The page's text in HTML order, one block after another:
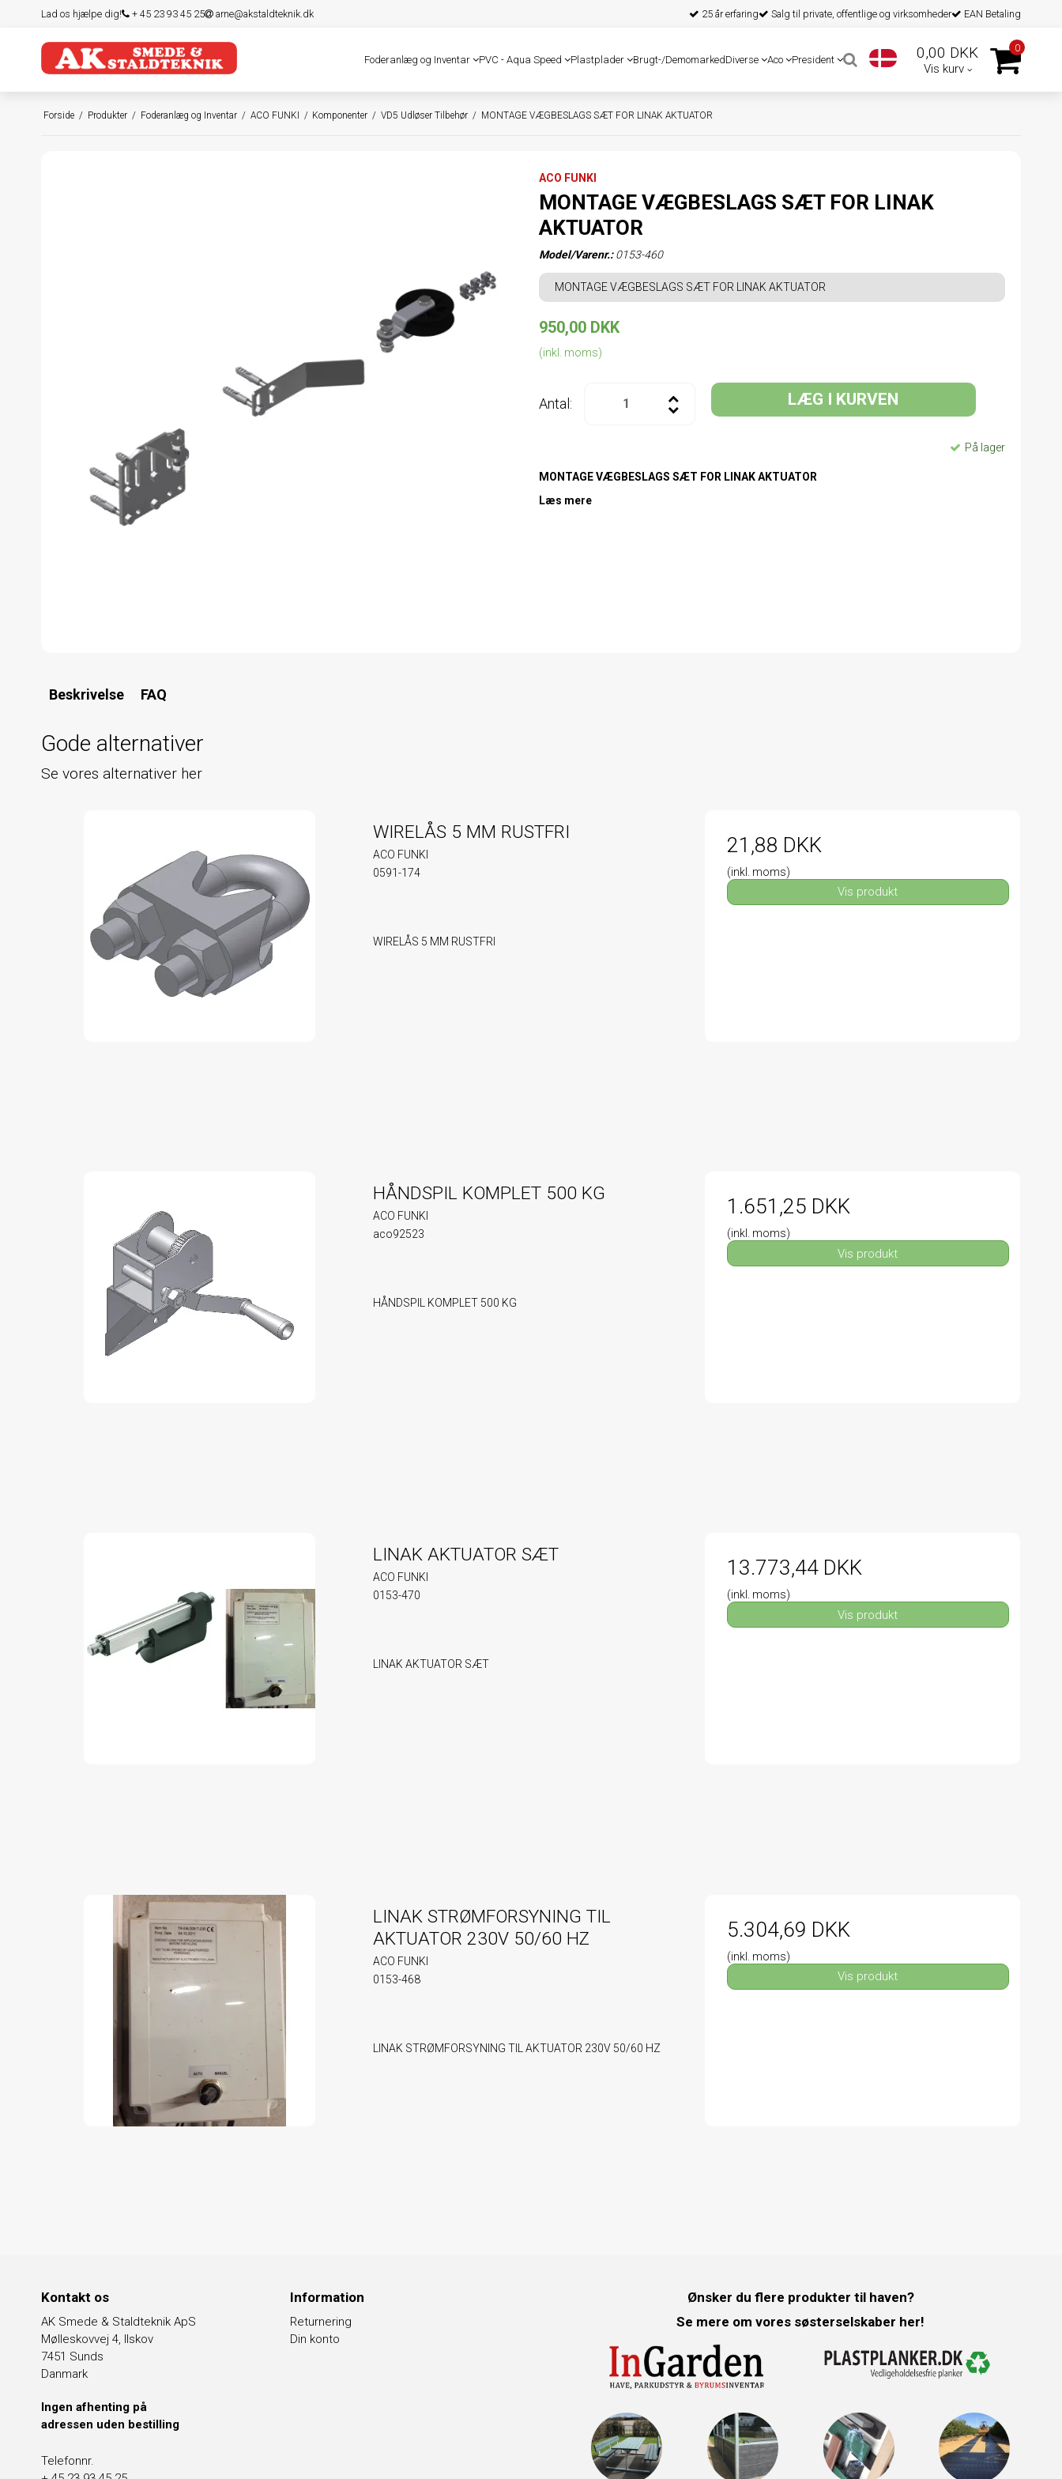
Lad os hjælpe dig! + 45 23 93 45 25 arne@akstaldteknik.dk 25 år erfaring Salg til private, offentlige og virksomheder EAN Betaling
Foderanlæg og Inventar PVC - Aqua Speed Plastplader Brugt-/DemomarkedDiverse Aco President 0,00 DKK
Vis kurv
0
Forside / Produkter / Foderanlæg og Inventar / ACO FUNKI / Komponenter / VD5 Udløser Tilbehør / MONTAGE VÆGBESLAGS SÆT FOR LINAK AKTUATOR
ACO FUNKI
MONTAGE VÆGBESLAGS SÆT FOR LINAK
AKTUATOR
Model/Varenr.: 0153-460
MONTAGE VÆGBESLAGS SÆT FOR LINAK AKTUATOR
950,00 DKK
(inkl. moms)
Antal: LÆG I KURVEN
På lager
MONTAGE VÆGBESLAGS SÆT FOR LINAK AKTUATOR
Læs mere
Beskrivelse FAQ
Gode alternativer
Se vores alternativer her
WIRELÅS 5 MM RUSTFRI
ACO FUNKI
0591-174
WIRELÅS 5 MM RUSTFRI
21,88 DKK
(inkl. moms)
Vis produkt
HÅNDSPIL KOMPLET 500 KG
ACO FUNKI
aco92523
HÅNDSPIL KOMPLET 500 KG
1.651,25 DKK
(inkl. moms)
Vis produkt
LINAK AKTUATOR SÆT
ACO FUNKI
0153-470
LINAK AKTUATOR SÆT
13.773,44 DKK
(inkl. moms)
Vis produkt
LINAK STRØMFORSYNING TIL
AKTUATOR 230V 50/60 HZ
ACO FUNKI
0153-468
LINAK STRØMFORSYNING TIL AKTUATOR 230V 50/60 HZ
5.304,69 DKK
(inkl. moms)
Vis produkt
Kontakt os
AK Smede & Staldteknik ApS
Mølleskovvej 4, Ilskov
7451 Sunds
Danmark
Ingen afhenting på
adressen uden bestilling
Telefonnr.
Information
Returnering
Din konto
Ønsker du flere produkter til haven?
Se mere om vores søsterselskaber her!